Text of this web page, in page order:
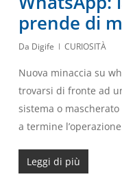
prende di
Da Digife CURIOSITÀ
Nuova minaccia su
trovarsi di fronte ad
sistema o
a termine
Leggi di più